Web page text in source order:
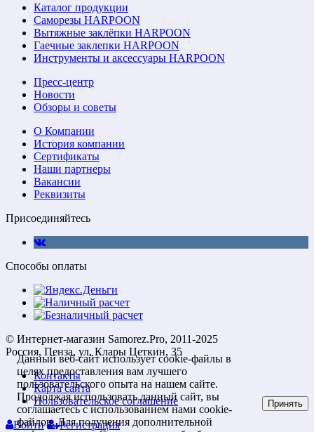
Каталог продукции
Саморезы HARPOON
Вытяжные заклёпки HARPOON
Гаечные заклепки HARPOON
Инструменты и аксессуары HARPOON
Пресс-центр
Новости
Обзоры и советы
О Компании
История компании
Сертификаты
Наши партнеры
Вакансии
Реквизиты
Присоединяйтесь
Способы оплаты
© Интернет-магазин Samorez.Pro, 2011-2025
Россия, Пенза, ул. Клары Цеткин, 35
Контакты
Карта сайта
Пользовательское соглашение
Войти
Регистрация
Данный веб-сайт использует cookie-файлы в
целях предоставления вам лучшего
пользовательского опыта на нашем сайте.
Продолжая использовать данный сайт, вы
соглашаетесь с использованием нами cookie-
файлов. Для получения дополнительной
Принять